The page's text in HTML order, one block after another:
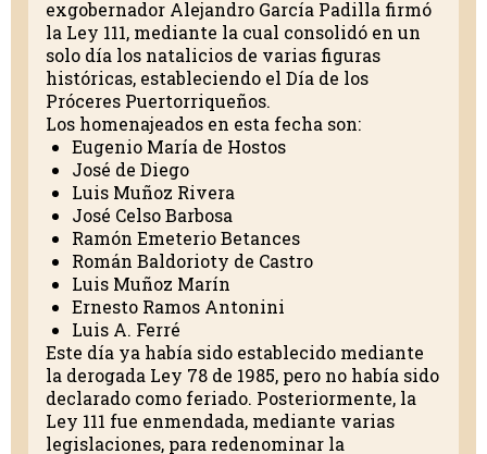
exgobernador Alejandro García Padilla firmó
la Ley 111, mediante la cual consolidó en un
solo día los natalicios de varias figuras
históricas, estableciendo el Día de los
Próceres Puertorriqueños.
Los homenajeados en esta fecha son:
Eugenio María de Hostos
José de Diego
Luis Muñoz Rivera
José Celso Barbosa
Ramón Emeterio Betances
Román Baldorioty de Castro
Luis Muñoz Marín
Ernesto Ramos Antonini
Luis A. Ferré
Este día ya había sido establecido mediante
la derogada Ley 78 de 1985, pero no había sido
declarado como feriado. Posteriormente, la
Ley 111 fue enmendada, mediante varias
legislaciones, para redenominar la